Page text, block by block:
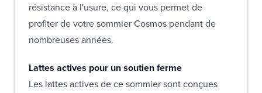
résistance à l'usure, ce qui vous permet de
profiter de votre sommier Cosmos pendant de
nombreuses années.
Lattes actives pour un soutien ferme
Les lattes actives de ce sommier sont conçues